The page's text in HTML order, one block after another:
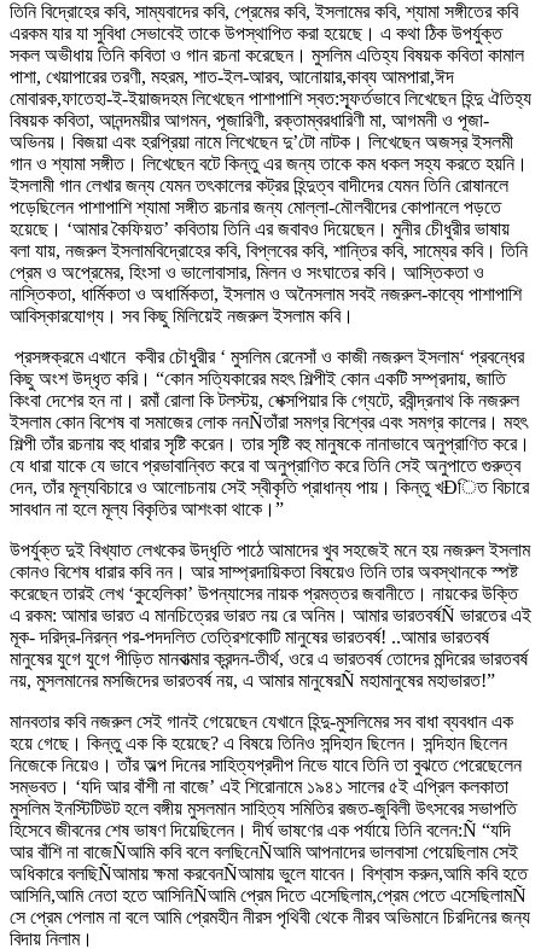
তিনি বিদ্রোহের কবি, সাম্যবাদের কবি, প্রেমের কবি, ইসলামের কবি, শ্যামা সঙ্গীতের কবি
এরকম যার যা সুবিধা সেভাবেই তাকে উপস্থাপিত করা হয়েছে। এ কথা ঠিক উপর্যুক্ত
সকল অভীধায় তিনি কবিতা ও গান রচনা করেছেন। মুসলিম এতিহ্য বিষয়ক কবিতা কামাল
পাশা, খেয়াপারের তরণী, মহরম, শাত-ইল-আরব, আনোয়ার,কাব্য আমপারা,ঈদ
মোবারক,ফাতেহা-ই-ইয়াজদহম লিখেছেন পাশাপাশি স্বত:স্ফূর্তভাবে লিখেছেন হিন্দু ঐতিহ্য
বিষয়ক কবিতা, আনন্দময়ীর আগমন, পূজারিণী, রক্তাম্বরধারিণী মা, আগমনী ও পূজা-
অভিনয়। বিজয়া এবং হরপ্রিয়া নামে লিখেছেন দু’টো নাটক। লিখেছেন অজস্র ইসলমী
গান ও শ্যামা সঙ্গীত। লিখেছেন বটে কিন্তু এর জন্য তাকে কম ধকল সহ্য করতে হয়নি।
ইসলামী গান লেখার জন্য যেমন তৎকালের কট্রর হিন্দুত্ব বাদীদের যেমন তিনি রোষানলে
পড়েছিলেন পাশাপাশি শ্যামা সঙ্গীত রচনার জন্য মোল্লা-মৌলবীদের কোপানলে পড়তে
হয়েছে। ‘আমার কৈফিয়ত’ কবিতায় তিনি এর জবাবও দিয়েছেন। মুনীর চেীধুরীর ভাষায়
বলা যায়, নজরুল ইসলামবিদ্রোহের কবি, বিপ্লবের কবি, শান্তির কবি, সাম্যের কবি। তিনি
প্রেম ও অপ্রেমের, হিংসা ও ভালোবাসার, মিলন ও সংঘাতের কবি। আস্তিকতা ও
নাস্তিকতা, ধার্মিকতা ও অধার্মিকতা, ইসলাম ও অনৈসলাম সবই নজরুল-কাব্যে পাশাপাশি
আবিস্কারযোগ্য। সব কিছু মিলিয়েই নজরুল ইসলাম কবি।
প্রসঙ্গক্রমে এখানে কবীর চৌধুরীর ‘ মুসলিম রেনেসাঁ ও কাজী নজরুল ইসলাম‘ প্রবন্ধের
কিছু অংশ উদ্ধৃত করি। “কোন সত্যিকারের মহৎ শিল্পীই কোন একটি সম্প্রদায়, জাতি
কিংবা দেশের হন না। রমাঁ রোলা কি টলস্টয়, শেক্সপিয়ার কি গ্যেটে, রবীন্দ্রনাথ কি নজরুল
ইসলাম কোন বিশেষ বা সমাজের লোক ননÑতাঁরা সমগ্র বিশ্বের এবং সমগ্র কালের। মহৎ
শিল্পী তাঁর রচনায় বহু ধারার সৃষ্টি করেন। তার সৃষ্টি বহু মানুষকে নানাভাবে অনুপ্রাণিত করে।
যে ধারা যাকে যে ভাবে প্রভাবান্বিত করে বা অনুপ্রাণিত করে তিনি সেই অনুপাতে গুরুত্ব
দেন, তাঁর মূল্যবিচারে ও আলোচনায় সেই স্বীকৃতি প্রাধান্য পায়। কিন্তু খÐিত বিচারে
সাবধান না হলে মূল্য বিকৃতির আশংকা থাকে।”
উপর্যুক্ত দুই বিখ্যাত লেখকের উদ্ধৃতি পাঠে আমাদের খুব সহজেই মনে হয় নজরুল ইসলাম
কোনও বিশেষ ধারার কবি নন। আর সাম্প্রদায়িকতা বিষয়েও তিনি তার অবস্থানকে স্পষ্ট
করেছেন তারই লেখ ‘কুহেলিকা’ উপন্যাসের নায়ক প্রমত্তর জবানীতে। নায়কের উক্তি
এ রকম: আমার ভারত এ মানচিত্রের ভারত নয় রে অনিম। আমার ভারতবর্ষÑ ভারতের এই
মূক- দরিদ্র-নিরন্ন পর-পদদলিত তেত্রিশকোটি মানুষের ভারতবর্ষ! ..আমার ভারতবর্ষ
মানুষের যুগে যুগে পীড়িত মানবাত্মার ক্রন্দন-তীর্থ, ওরে এ ভারতবর্ষ তোদের মন্দিরের ভারতবর্ষ
নয়, মুসলমানের মসজিদের ভারতবর্ষ নয়, এ আমার মানুষেরÑ মহামানুষের মহাভারত!”
মানবতার কবি নজরুল সেই গানই গেয়েছেন যেখানে হিন্দু-মুসলিমের সব বাধা ব্যবধান এক
হয়ে গেছে। কিন্তু এক কি হয়েছে? এ বিষয়ে তিনিও সন্দিহান ছিলেন। সন্দিহান ছিলেন
নিজেকে নিয়েও। তাঁর অল্প দিনের সাহিত্যপ্রদীপ নিভে যাবে তিনি তা বুঝতে পেরেছেলেন
সম্ভবত। ‘যদি আর বাঁশী না বাজে’ এই শিরোনামে ১৯৪১ সালের ৫ই এপ্রিল কলকাতা
মুসলিম ইনস্টিটিউট হলে বঙ্গীয় মুসলমান সাহিত্য সমিতির রজত-জুবিলী উৎসবের সভাপতি
হিসেবে জীবনের শেষ ভাষণ দিয়েছিলেন। দীর্ঘ ভাষণের এক পর্যায়ে তিনি বলেন:Ñ “যদি
আর বাঁশি না বাজেÑআমি কবি বলে বলছিনেÑআমি আপনাদের ভালবাসা পেয়েছিলাম সেই
অধিকারে বলছিÑআমায় ক্ষমা করবেনÑআমায় ভুলে যাবেন। বিশ্বাস করুন,আমি কবি হতে
আসিনি,আমি নেতা হতে আসিনিÑআমি প্রেম দিতে এসেছিলাম,প্রেম পেতে এসেছিলামÑ
সে প্রেম পেলাম না বলে আমি প্রেমহীন নীরস পৃথিবী থেকে নীরব অভিমানে চিরদিনের জন্য
বিদায় নিলাম।